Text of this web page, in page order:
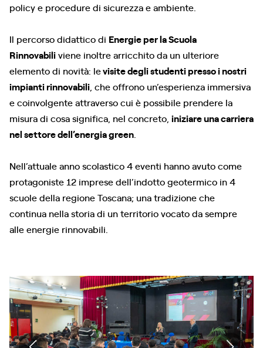
policy e procedure di sicurezza e ambiente.
Il percorso didattico di Energie per la Scuola
Rinnovabiliviene inoltre arricchito da un ulteriore
elemento di novità: levisite degli studenti presso i nostri
impianti rinnovabili , che offrono un’esperienza immersiva
e coinvolgente attraverso cui è possibile prendere la
misura di cosa significa, nel concreto, iniziare una carriera
nel settore dell’energia green
Nell’attuale anno scolastico 4 eventi hanno avuto come
protagoniste 12 imprese dell’indotto geotermico in 4
scuole della regione Toscana; una tradizione che
continua nella storia di un territorio vocato da sempre
alle energie rinnovabili.